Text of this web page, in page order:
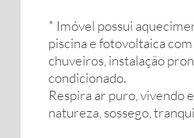
* Imóvel possui
piscina e fotovoltaica
chuveiros, instalação
condicionado.
Respira ar puro, vivendo
natureza, sossego,